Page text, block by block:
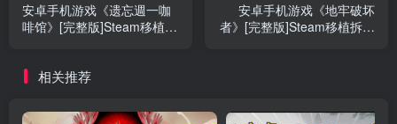
安卓手机游戏《遗忘週一咖
啡馆》[完整版]Steam移植放
安卓手机游戏《地牢破坏
者》[完整版]Steam移植拆迁
相关推荐